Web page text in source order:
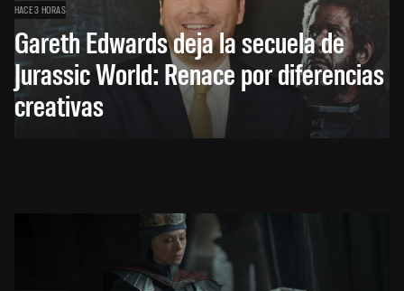
HACE 3 HORAS
Gareth Edwards deja la secuela de
Jurassic World: Renace por diferencias
creativas